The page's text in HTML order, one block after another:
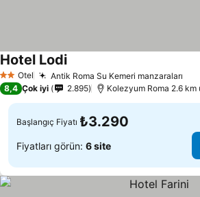
2 Yıldız
Otel Antik Roma Su Kemeri manzaraları
Hotel LodiFiyatları görün
8,4 Çok iyi 2.895 Kolezyum Roma 2.6 km
Başlangıç Fiyatı ₺3.290
Fiyatları görün: 6 site